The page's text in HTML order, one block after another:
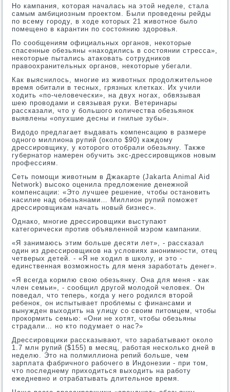
Но кампания, которая началась на этой неделе, стала
самым амбициозным проектом. Были проведены рейды
по всему городу, в ходе которых 21 животное было
помещено в карантин по состоянию здоровья.
По сообщениям официальных органов, некоторые
спасенные обезьяны «находились в состоянии стресса»,
некоторые пытались атаковать сотрудников
правоохранительных органов, некоторые убегали.
Как выяснилось, многие из животных продолжительное
время обитали в тесных, грязных клетках. Их учили
ходить «по-человечески», на двух ногах, обвязывая
шею проводами и связывая руки. Ветеринары
рассказали, что у большого количества обезьянок
выявлены «опухшие десны и гнилые зубы».
Видодо предлагает выдавать компенсацию в размере
одного миллиона рупий (около $90) каждому
дрессировщику, у которого отобрали обезьяну. Также
губернатор намерен обучить экс-дрессировщиков новым
профессиям.
Сеть помощи животным в Джакарте (Jakarta Animal Aid
Network) высоко оценила предложение денежной
компенсации: «Это лучшее решение, чтобы остановить
насилие над обезьянами… Миллион рупий поможет
дрессировщикам начать новый бизнес».
Однако, многие дрессировщики выступают
категорически против объявленной мэром кампании.
«Я занимаюсь этим больше десяти лет», - рассказал
один из дрессировщиков на условиях анонимности, отец
четверых детей. - «Я не ходил в школу, и это -
единственная возможность для меня заработать денег».
«Я всегда кормлю свою обезьянку. Она для меня - как
член семьи», - сообщил другой молодой человек. Он
поведал, что теперь, когда у него родился второй
ребенок, он испытывает проблемы с финансами и
вынужден выходить на улицу со своим питомцем, чтобы
прокормить семью: «Они не хотят, чтобы обезьяны
страдали… но кто подумает о нас?»
Дрессировщики рассказывают, что зарабатывают около
1.7 млн рупий ($155) в месяц, работая несколько дней в
неделю. Это на полмиллиона репий больше, чем
зарплата фабричного рабочего в Индонезии - при том,
что последнему приходиться выходить на работу
ежедневно и отрабатывать длительное время.